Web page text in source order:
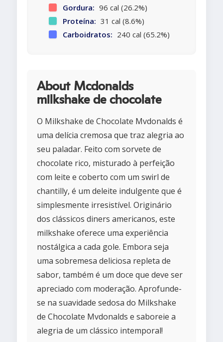
Gordura: 96 cal (26.2%)
Proteína: 31 cal (8.6%)
Carboidratos: 240 cal (65.2%)
About Mcdonalds
milkshake de chocolate
O Milkshake de Chocolate Mvdonalds é
uma delícia cremosa que traz alegria ao
seu paladar. Feito com sorvete de
chocolate rico, misturado à perfeição
com leite e coberto com um swirl de
chantilly, é um deleite indulgente que é
simplesmente irresistível. Originário
dos clássicos diners americanos, este
milkshake oferece uma experiência
nostálgica a cada gole. Embora seja
uma sobremesa deliciosa repleta de
sabor, também é um doce que deve ser
apreciado com moderação. Aprofunde-
se na suavidade sedosa do Milkshake
de Chocolate Mvdonalds e saboreie a
alegria de um clássico intemporal!